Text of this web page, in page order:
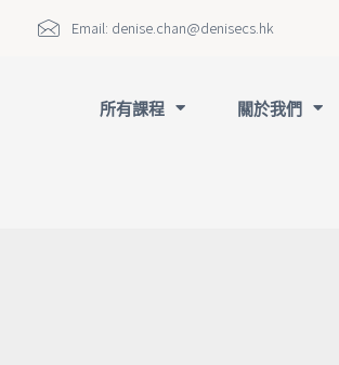
Email: denise.chan@denisecs.hk
所有課程 關於我們